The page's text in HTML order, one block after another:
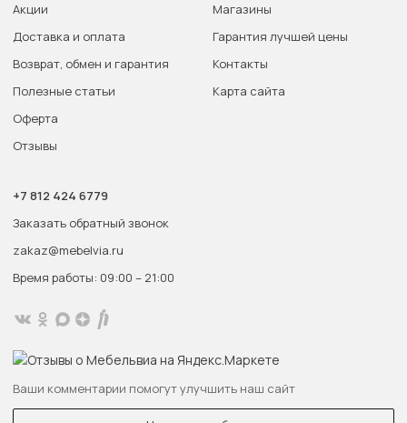
Акции
Доставка и оплата
Возврат, обмен и гарантия
Полезные статьи
Оферта
Отзывы
Магазины
Гарантия лучшей цены
Контакты
Карта сайта
+7 812 424 6779
Заказать обратный звонок
zakaz@mebelvia.ru
Время работы: 09:00 – 21:00
Ваши комментарии помогут улучшить наш сайт